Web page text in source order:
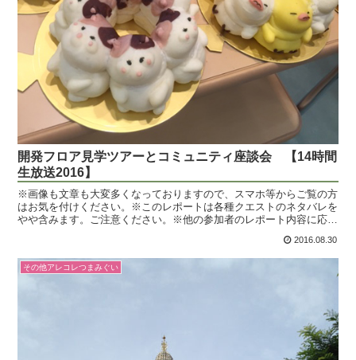
開発フロア見学ツアーとコミュニティ座談会 【14時間
生放送2016】
※画像も文章も大変多くなっておりますので、スマホ等からご覧の方
はお気を付けください。※このレポートは各種クエストのネタバレを
やや含みます。ご注意ください。※他の参加者のレポート内容に応じ
2016.08.30
その他アレコレつまみぐい